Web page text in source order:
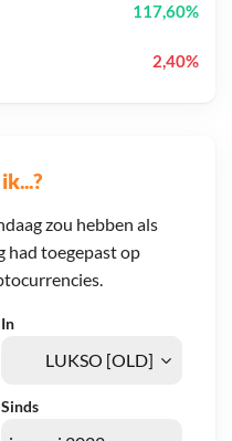
zou hebben als
had toegepast op
In
Sinds
117,60%
2,40%